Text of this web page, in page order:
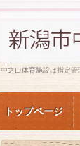
中之口体育施設は指定管
トップページ